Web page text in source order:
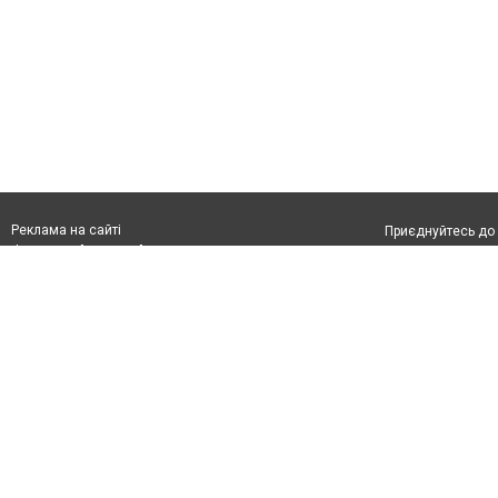
Реклама на сайті
Франшиза "CitySites"
Приєднуйтесь до